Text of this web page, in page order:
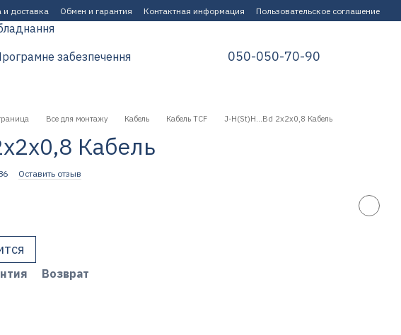
и доставка Обмен и гарантия Контактная информация Пользовательское соглашение
забезпечення
050-050-70-90
Все для монтажу Кабель Кабель TCF J-H(St)H...Bd 2x2x0,8 Кабель
Кабель
Оставить отзыв
Возврат